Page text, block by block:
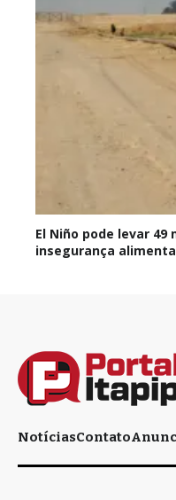
El Niño pode levar 49
insegurança
NotíciasContato